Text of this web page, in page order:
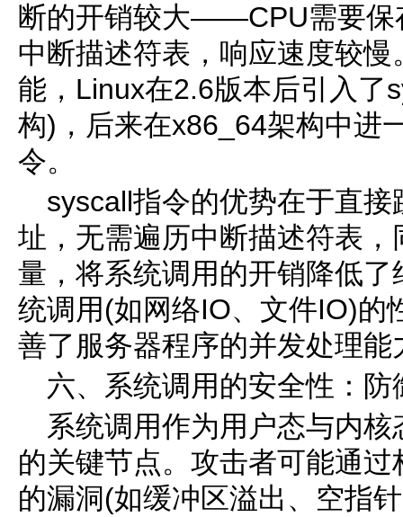
断的开销较大——CPU需要保
中断描述符表，响应速度较
能，Linux在2.6版本后引入了
构)，后来在x86_64架构中进
令。
syscall指令的优势在于直
址，无需遍历中断描述符表
量，将系统调用的开销降低
统调用(如网络IO、文件IO)的
善了服务器程序的并发处理能
六、系统调用的安全性：防
系统调用作为用户态与内
的关键节点。攻击者可能通
的漏洞(如缓冲区溢出、空指